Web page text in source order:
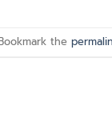
the